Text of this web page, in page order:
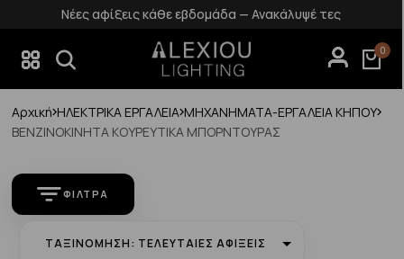
Νέες αφίξεις κάθε εβδομάδα — Ανακάλυψέ τες
0
Αρχική ΗΛΕΚΤΡΙΚΑ ΕΡΓΑΛΕΙΑ ΜΗΧΑΝΗΜΑΤΑ-ΕΡΓΑΛΕΙΑ ΚΗΠΟΥ
ΒΕΝΖΙΝΟΚΙΝΗΤΑ ΚΟΥΡΕΥΤΙΚΑ ΜΠΟΡΝΤΟΥΡΑΣ
ΦΊΛΤΡΑ
ΤΑΞΙΝΌΜΗΣΗ: ΤΕΛΕΥΤΑΊΕΣ ΑΦΊΞΕΙΣ